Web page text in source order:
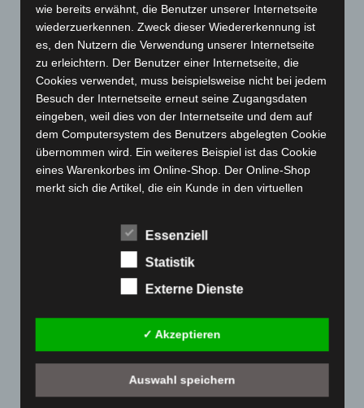
April 2023(155)
März 2023(174)
Februar 2023(154)
Januar 2023(140)
Dezember 2022 (130)
November 2022(167)
Oktober 2022
(166)
September 2022(205)
Februar 2022(189)
wie bereits erwähnt, die Benutzer unserer Internetseite
wiederzuerkennen. Zweck dieser Wiedererkennung ist
es, den Nutzern die Verwendung unserer Internetseite
zu erleichtern. Der Benutzer einer Internetseite, die
Cookies verwendet, muss beispielsweise nicht bei jedem
Besuch der Internetseite erneut seine Zugangsdaten
eingeben, weil dies von der Internetseite und dem auf
dem Computersystem des Benutzers abgelegten Cookie
übernommen wird. Ein weiteres Beispiel ist das Cookie
eines Warenkorbes im Online-Shop. Der Online-Shop
merkt sich die Artikel, die ein Kunde in den virtuellen
Die betroffene Person kann die Setzung von Cookies
durch unsere Internetseite jederzeit mittels einer
entsprechenden Einstellung des genutzten
Internetbrowsers verhindern und damit der Setzung von
bereits gesetzte Cookies jederzeit über einen
Internetbrowser oder andere Softwareprogramme
Internetbrowsern möglich. Deaktiviert die betroffene
Essenziell
Statistik
Externe Dienste
✓ Akzeptieren
Auswahl speichern